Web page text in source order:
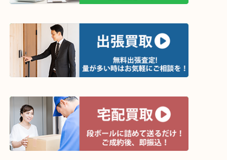
↓パソコンでご覧頂いている方は、こちらをスマホ
って下さい↓